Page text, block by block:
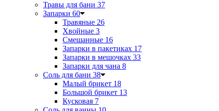
Травы для бани 37
Запарки 60
Травяные 26
Хвойные 3
Смешанные 16
Запарки в пакетиках 17
Запарки в мешочках 33
Запарки для чана 8
Соль для бани 38
Малый брикет 18
Большой брикет 13
Кусковая 7